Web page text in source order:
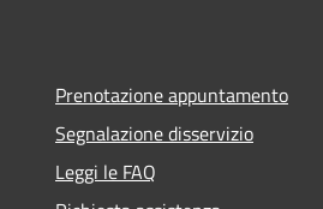
Prenotazione appuntamento
Segnalazione disservizio
Leggi le FAQ